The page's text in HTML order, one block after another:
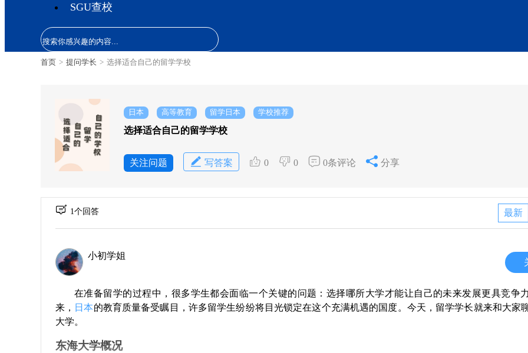
SGU查校
首页 > 提问学长 > 选择适合自己的留学学校
日本 高等教育 留学日本 学校推荐
选择适合自己的留学学校
关注问题 写答案 0 0 0条评论 分享
1个回答 最新
小初学姐
在准备留学的过程中，很多学生都会面临一个关键的问题：选择哪所大学才能让自己的未来发展更具竞争
来， 日本的教育质量备受瞩目，许多留学生纷纷将目光锁定在这个充满机遇的国度。今天，留学学长就来和大家
大学。
东海大学概况